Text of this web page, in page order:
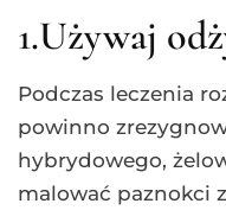
1.Używaj
Podczas leczenia
powinno
hybrydowego,
malować paznokci